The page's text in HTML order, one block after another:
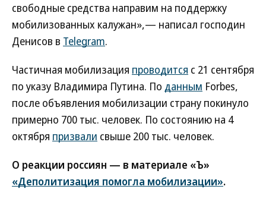
свободные средства направим на поддержку
мобилизованных калужан»,— написал господин
Денисов в Telegram.
Частичная мобилизация проводится с 21 сентября
по указу Владимира Путина. По данным Forbes,
после объявления мобилизации страну покинуло
примерно 700 тыс. человек. По состоянию на 4
октября призвали свыше 200 тыс. человек.
О реакции россиян — в материале «Ъ»
«Деполитизация помогла мобилизации».